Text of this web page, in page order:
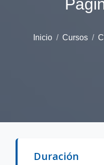
Inicio Cursos
Duración